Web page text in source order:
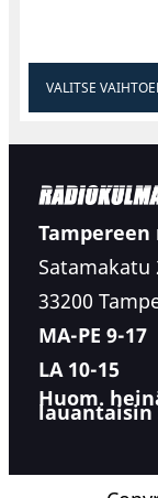
VALITSE
Satamakatu
33200
MA-PE 9-17
LA 10-15
Huom.